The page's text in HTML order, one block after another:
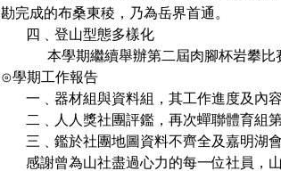
勘完成的布桑東稜，乃為岳界首通。
四﹑登山型態多樣化
本學期繼續舉辦第二屆肉腳杯岩攀比
⊙學期工作報告
一﹑器材組與資料組，其工作進度及內容
二﹑人人獎社團評鑑，再次蟬聯體育組第
三﹑鑑於社團地圖資料不齊全及嘉明湖會
感謝曾為山社盡過心力的每一位社員，